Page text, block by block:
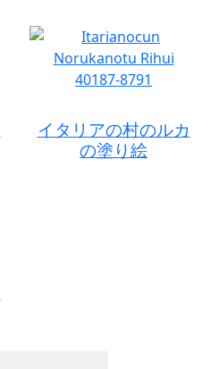
イタリアの村のルカ
の塗り絵